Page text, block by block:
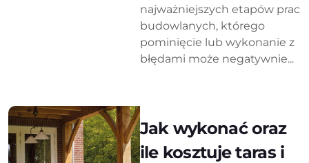
najważniejszych etapów prac
budowlanych, którego
pominięcie lub wykonanie z
błędami może negatywnie...
Jak wykonać oraz
ile kosztuje taras i